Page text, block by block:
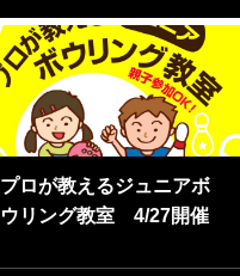
プロが教えるジュニアボ
ウリング教室 4/27開催